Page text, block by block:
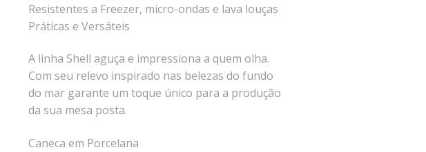
Resistentes a Freezer, micro-ondas e lava louças
Práticas e Versáteis
A linha Shell aguça e impressiona a quem olha.
Com seu relevo inspirado nas belezas do fundo
do mar garante um toque único para a produção
da sua mesa posta.
Caneca em Porcelana